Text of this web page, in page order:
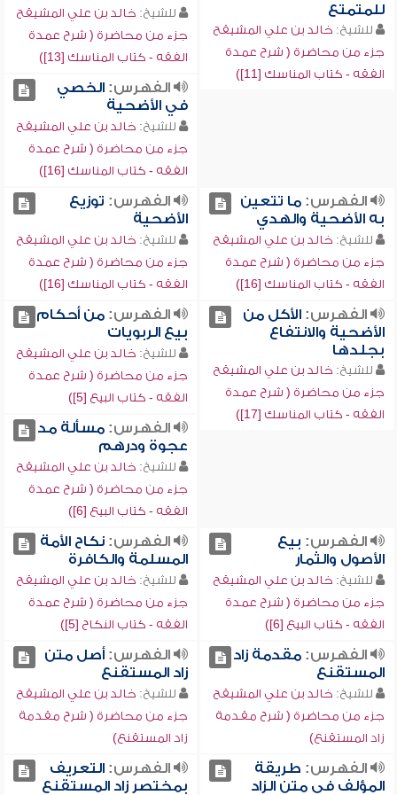
للمتمتع
للشيخ: خالد بن علي المشيقح
جزء من محاضرة ( شرح عمدة
الفقه - كتاب المناسك [11])
للشيخ: خالد بن علي المشيقح
جزء من محاضرة ( شرح عمدة
الفقه - كتاب المناسك [13])
الفهرس:الخصي
في الأضحية
للشيخ: خالد بن علي المشيقح
جزء من محاضرة ( شرح عمدة
الفقه - كتاب المناسك [16])
الفهرس:ما تتعين
به الأضحية والهدي
للشيخ: خالد بن علي المشيقح
جزء من محاضرة ( شرح عمدة
الفقه - كتاب المناسك [16])
الفهرس: توزيع
الأضحية
للشيخ: خالد بن علي المشيقح
جزء من محاضرة ( شرح عمدة
الفقه - كتاب المناسك [16])
الفهرس:الأكل من
الأضحية والانتفاع
بجلدها
للشيخ: خالد بن علي المشيقح
جزء من محاضرة ( شرح عمدة
الفقه - كتاب المناسك [17])
الفهرس:من أحكام
بيع الربويات
للشيخ: خالد بن علي المشيقح
جزء من محاضرة ( شرح عمدة
الفقه - كتاب البيع [5])
الفهرس:مسألة مد
عجوة ودرهم
للشيخ: خالد بن علي المشيقح
جزء من محاضرة ( شرح عمدة
الفقه - كتاب البيع [6])
الفهرس: بيع
الأصول والثمار
للشيخ: خالد بن علي المشيقح
جزء من محاضرة ( شرح عمدة
الفقه - كتاب البيع [6])
الفهرس:نكاح الأمة
المسلمة والكافرة
للشيخ: خالد بن علي المشيقح
جزء من محاضرة ( شرح عمدة
الفقه - كتاب النكاح [5])
الفهرس:مقدمة زاد
المستقنع
للشيخ: خالد بن علي المشيقح
جزء من محاضرة ( شرح مقدمة
زاد المستقنع)
الفهرس:أصل متن
زاد المستقنع
للشيخ: خالد بن علي المشيقح
جزء من محاضرة ( شرح مقدمة
زاد المستقنع)
الفهرس: طريقة
المؤلف في متن الزاد
الفهرس:التعريف
بمختصر زاد المستقنع